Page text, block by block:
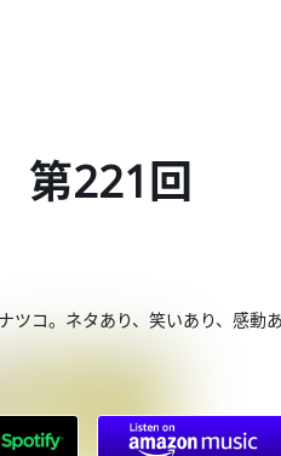
第221回
ツコ。ネタあり、笑いあり、感動